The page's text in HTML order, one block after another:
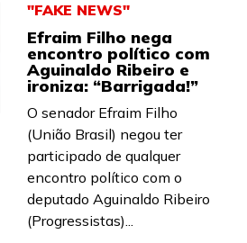
"FAKE NEWS"
Efraim Filho nega
encontro político com
Aguinaldo Ribeiro e
ironiza: “Barrigada!”
O senador Efraim Filho
(União Brasil) negou ter
participado de qualquer
encontro político com o
deputado Aguinaldo Ribeiro
(Progressistas)...